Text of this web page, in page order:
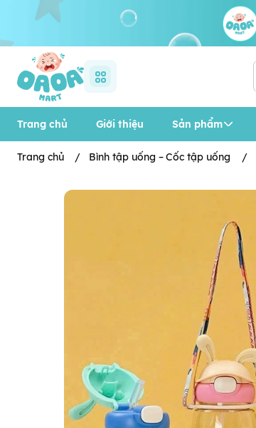
Trang chủ Giới thiệu Sản phẩm
Trang chủ / Bình tập uống – Cốc tập uống /